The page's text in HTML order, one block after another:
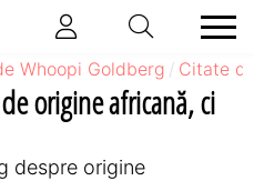
Whoopi Goldberg Citate
origine africană, ci
despre origine